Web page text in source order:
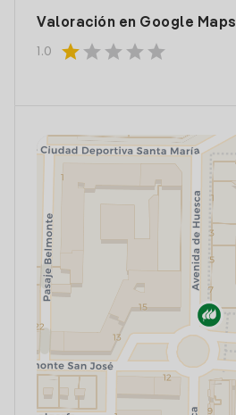
Valoración en Google Maps
1.0 star star star star star